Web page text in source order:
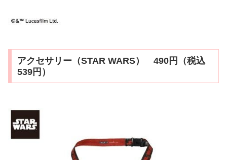
アクセサリー（STAR WARS） 490円（税込
539円）